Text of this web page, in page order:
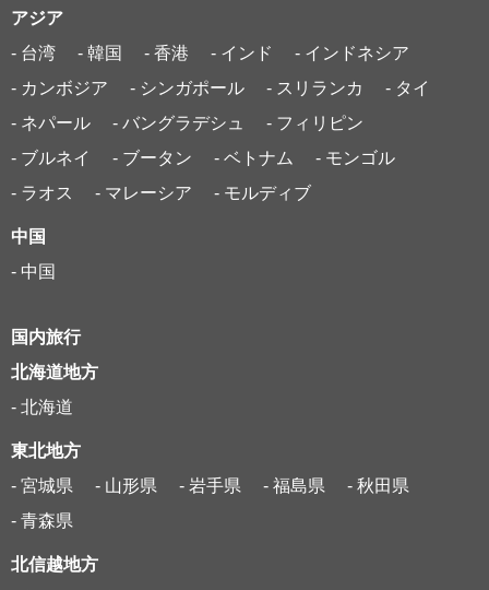
アジア
- 台湾
- 韓国 - 香港 - インド
- インドネシア
- カンボジア
- シンガポール - スリランカ
- タイ
- ネパール
- バングラデシュ
- フィリピン
- ブルネイ
- ブータン - ベトナム
- モンゴル
- ラオス
- マレーシア - モルディブ
中国
- 中国
国内旅行
北海道地方
- 北海道
東北地方
- 宮城県
- 山形県 - 岩手県 - 福島県
- 秋田県
- 青森県
北信越地方